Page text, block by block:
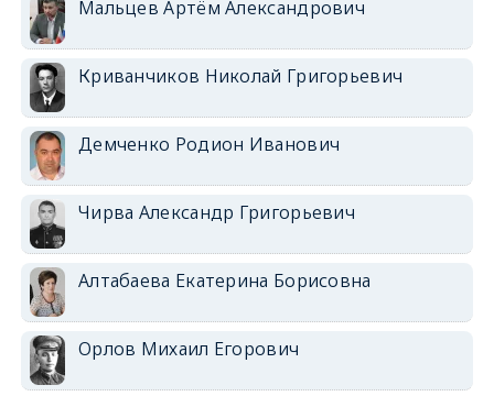
Мальцев Артём Александрович
Криванчиков Николай Григорьевич
Демченко Родион Иванович
Чирва Александр Григорьевич
Алтабаева Екатерина Борисовна
Орлов Михаил Егорович